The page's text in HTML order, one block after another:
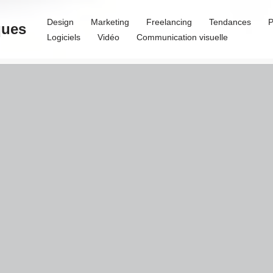
Design Marketing Freelancing Tendances
Logiciels
Vidéo Communication visuelle